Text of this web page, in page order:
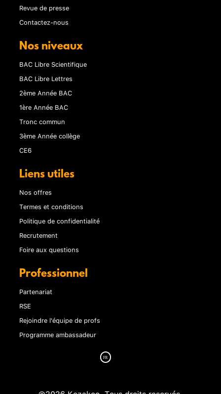
Revue de presse
Contactez-nous
Nos niveaux
BAC Libre Scientifique
BAC Libre Lettres
2ème Année BAC
1ère Année BAC
Tronc commun
3ème Année collège
CE6
Liens utiles
Nos offres
Termes et conditions
Politique de confidentialité
Recrutement
Foire aux questions
Professionnel
Partenariat
RSE
Rejoindre l'équipe de profs
Programme ambassadeur